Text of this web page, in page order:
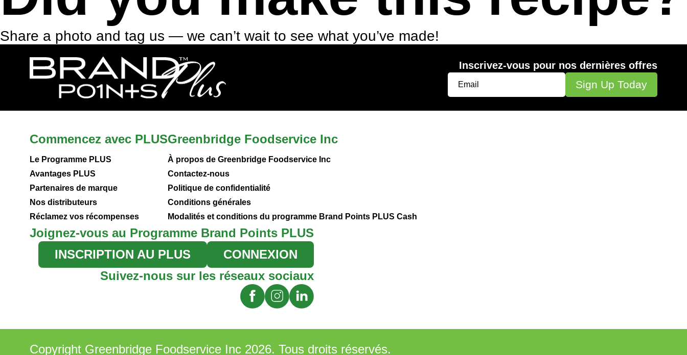
Share a photo and tag us — we can’t wait to see what you’ve made!
Inscrivez-vous pour nos dernières offres
Commencez avec PLUS
Le Programme PLUS
Avantages PLUS
Partenaires de marque
Nos distributeurs
Réclamez vos récompenses
Greenbridge Foodservice Inc
À propos de Greenbridge Foodservice Inc
Contactez-nous
Politique de confidentialité
Conditions générales
Modalités et conditions du programme Brand Points PLUS Cash
Joignez-vous au Programme Brand Points PLUS
INSCRIPTION AU PLUS
CONNEXION
Suivez-nous sur les réseaux sociaux
Copyright Greenbridge Foodservice Inc 2026. Tous droits réservés.